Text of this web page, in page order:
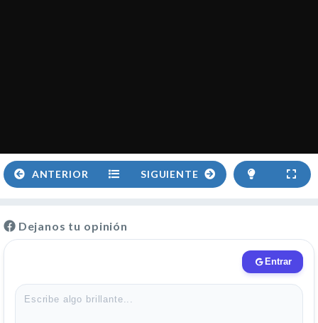
ANTERIOR SIGUIENTE
Dejanos tu opinión